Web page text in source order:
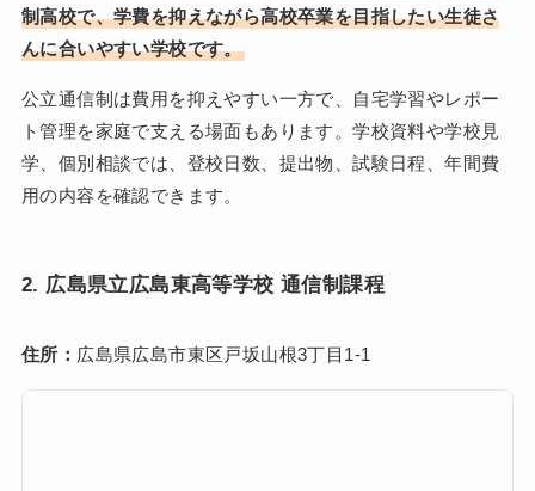
制高校で、学費を抑えながら高校卒業を目指したい生徒さ
んに合いやすい学校です。
公立通信制は費用を抑えやすい一方で、自宅学習やレポー
ト管理を家庭で支える場面もあります。学校資料や学校見
学、個別相談では、登校日数、提出物、試験日程、年間費
用の内容を確認できます。
2. 広島県立広島東高等学校 通信制課程
住所： 広島県広島市東区戸坂山根3丁目1-1